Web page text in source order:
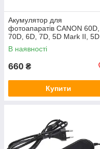
Акумулятор для
фотоапаратів CANON 60D,
70D, 6D, 7D, 5D Mark II, 5D
Mark III - LP-E6 (аналог) -
2100 ma
В наявності
660 ₴
Купити